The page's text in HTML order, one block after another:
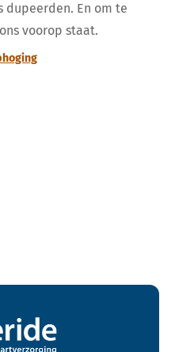
dupeerden. En om te
voorop staat.
Meride